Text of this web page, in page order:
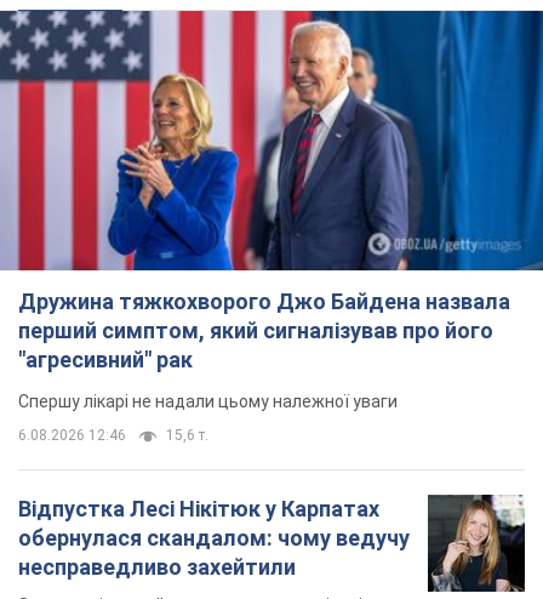
"агресивний" рак
Спершу лікарі не надали цьому належної уваги
15,6 т.
Відпустка Лесі Нікітюк у Карпатах
обернулася скандалом: чому ведучу
несправедливо захейтили
Знаменитість вийшла на пряму комунікацію в
9 часов назад
"Динамо" з перемоги стартувало у
кваліфікації Ліги конференцій. Відео